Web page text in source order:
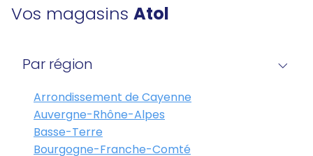
Vos magasins Atol
Par région
Arrondissement de Cayenne
Auvergne-Rhône-Alpes
Basse-Terre
Bourgogne-Franche-Comté